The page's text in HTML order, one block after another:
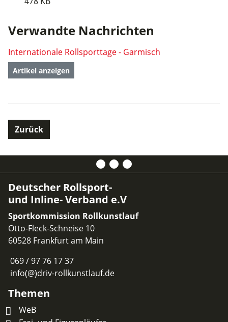
Verwandte Nachrichten
Internationale Rollsporttage - Garmisch
Artikel anzeigen
Zurück
Deutscher Rollsport-
und Inline- Verband e.V
Sportkommission Rollkunstlauf
Otto-Fleck-Schneise 10
60528 Frankfurt am Main
069 / 97 76 17 37
info(@)driv-rollkunstlauf.de
Themen
WeB